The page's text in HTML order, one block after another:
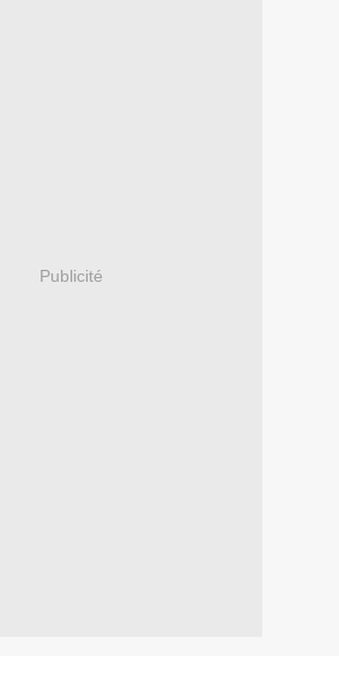
Publicité